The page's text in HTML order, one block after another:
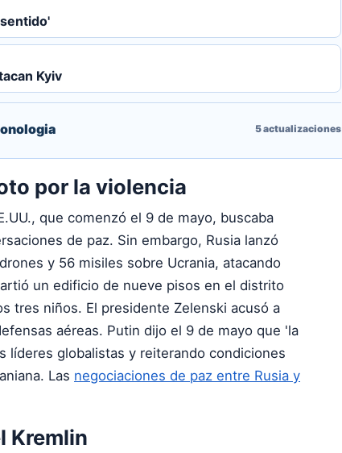
Kyiv
5actualizaciones
por la violencia
que comenzó el 9 de mayo, buscaba
de paz. Sin embargo, Rusia lanzó
y 56 misiles sobre Ucrania, atacando
un edificio de nueve pisos en el distrito
tres niños. El presidente Zelenski acusó a
aéreas. Putin dijo el 9 de mayo que 'la
líderes globalistas y reiterando condiciones
Las negociaciones de paz entre Rusia y
Kremlin